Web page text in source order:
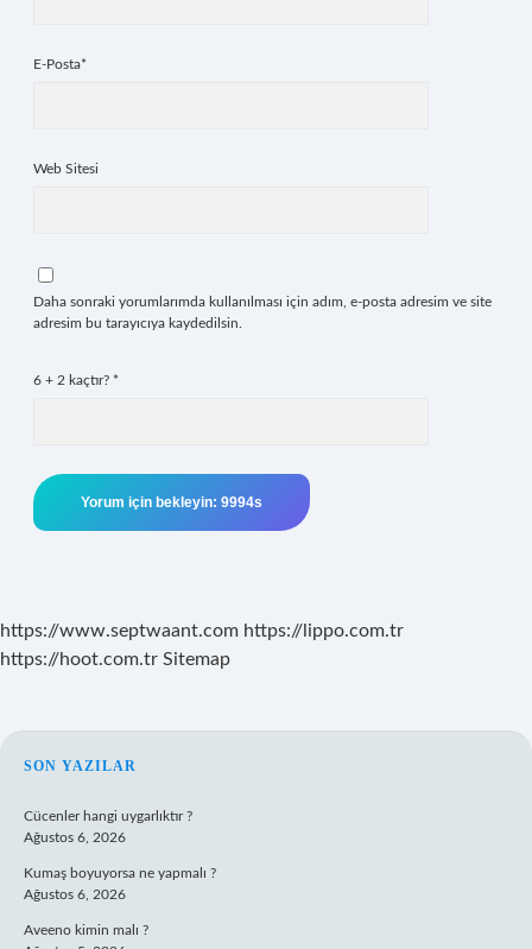
E-Posta*
Web Sitesi
Daha sonraki yorumlarımda kullanılması için adım, e-posta adresim ve site
adresim bu tarayıcıya kaydedilsin.
6 + 2 kaçtır? *
https://www.septwaant.com https://lippo.com.tr
https://hoot.com.tr Sitemap
SIDEBAR
SON YAZILAR
Cücenler hangi uygarlıktır ?
Ağustos 6, 2026
Kumaş boyuyorsa ne yapmalı ?
Ağustos 6, 2026
Aveeno kimin malı ?